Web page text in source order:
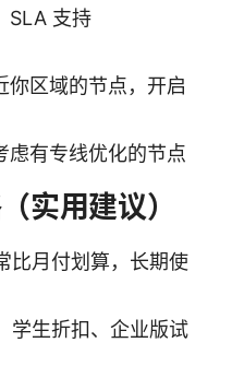
SLA 支持
你区域的节点，开启
虑有专线优化的节点
实用建议）
比月付划算，长期使
学生折扣、企业版试